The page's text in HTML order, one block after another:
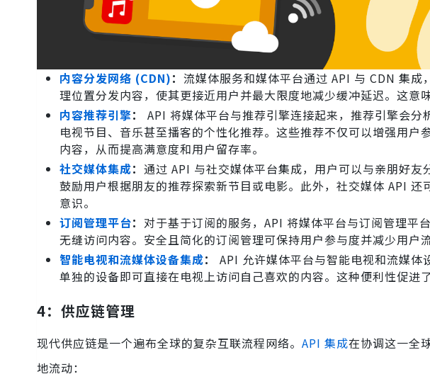
内容分发网络 (CDN)： 流媒体服务和媒体平台通过 API 与 CDN 集
理位置分发内容，使其更接近用户并最大限度地减少缓冲延迟。这意
内容推荐引擎：
API 将媒体平台与推荐引擎连接起来，推荐引擎会分
电视节目、音乐甚至播客的个性化推荐。这些推荐不仅可以增强用户
内容，从而提高满意度和用户留存率。
社交媒体集成： 通过 API 与社交媒体平台集成，用户可以与亲朋好
鼓励用户根据朋友的推荐探索新节目或电影。此外，社交媒体 API
意识。
订阅管理平台： 对于基于订阅的服务，API 将媒体平台与订阅管理平
无缝访问内容。安全且简化的订阅管理可保持用户参与度并减少用户流
智能电视和流媒体设备集成：
API 允许媒体平台与智能电视和流媒
单独的设备即可直接在电视上访问自己喜欢的内容。这种便利性促进
4：供应链管理
现代供应链是一个遍布全球的复杂互联流程网络。 API 集成在协调这一全
地流动：